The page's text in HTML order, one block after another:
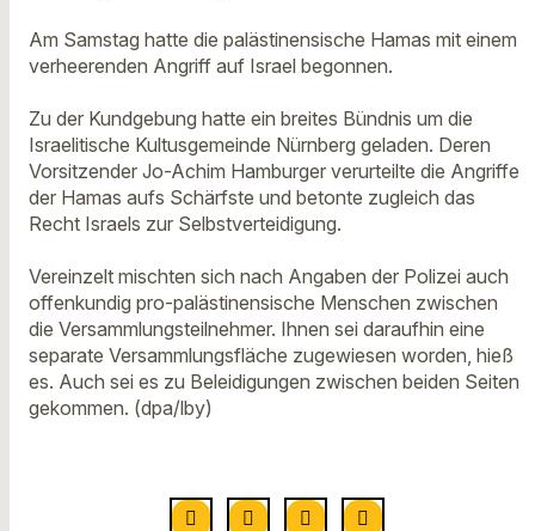
Am Samstag hatte die palästinensische Hamas mit einem
verheerenden Angriff auf Israel begonnen.
Zu der Kundgebung hatte ein breites Bündnis um die
Israelitische Kultusgemeinde Nürnberg geladen. Deren
Vorsitzender Jo-Achim Hamburger verurteilte die Angriffe
der Hamas aufs Schärfste und betonte zugleich das
Recht Israels zur Selbstverteidigung.
Vereinzelt mischten sich nach Angaben der Polizei auch
offenkundig pro-palästinensische Menschen zwischen
die Versammlungsteilnehmer. Ihnen sei daraufhin eine
separate Versammlungsfläche zugewiesen worden, hieß
es. Auch sei es zu Beleidigungen zwischen beiden Seiten
gekommen. (dpa/lby)